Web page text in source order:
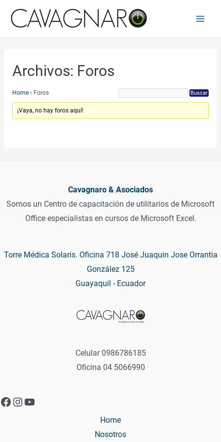
Archivos: Foros
Home › Foros
¡Vaya, no hay foros aquí!
Cavagnaro & Asociados
Somos un Centro de capacitación de utilitarios de Microsoft
Office especialistas en cursos de Microsoft Excel.
Torre Médica Solaris. Oficina 718 José Juaquin Jose Orrantia
González 125
Guayaquil - Ecuador
Celular 0986786185
Oficina 04 5066990
Facebook
Instagram
YouTube
Home
Nosotros